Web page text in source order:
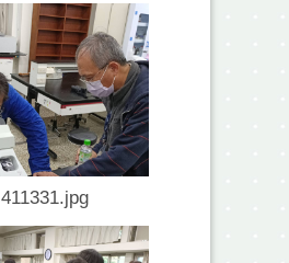
411331.jpg